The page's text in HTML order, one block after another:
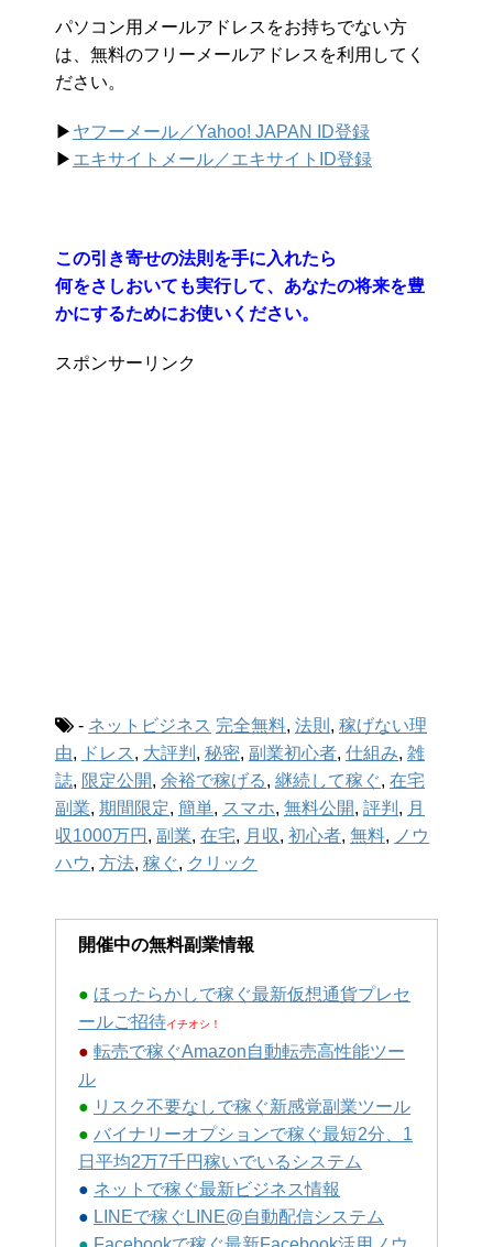
パソコン用メールアドレスをお持ちでない方
は、無料のフリーメールアドレスを利用してく
ださい。
▶︎ ヤフーメール／Yahoo! JAPAN ID登録
▶︎ エキサイトメール／エキサイトID登録
この引き寄せの法則を手に入れたら
何をさしおいても実行して、あなたの将来を豊
かにするためにお使いください。
スポンサーリンク
- ネットビジネス 完全無料, 法則 , 稼げない理
由, ドレス , 大評判 , 秘密, 副業初心者, 仕組み, 雑
誌, 限定公開, 余裕で稼げる, 継続して稼ぐ, 在宅
副業, 期間限定, 簡単, スマホ, 無料公開, 評判 , 月
収1000万円 , 副業, 在宅, 月収, 初心者, 無料, ノウ
ハウ, 方法, 稼ぐ, クリック
開催中の無料副業情報
● ほったらかしで稼ぐ最新仮想通貨プレセ
ールご招待イチオシ！
● 転売で稼ぐAmazon自動転売高性能ツー
ル
● リスク不要なしで稼ぐ新感覚副業ツール
● バイナリーオプションで稼ぐ最短2分、1
日平均2万7千円稼いでいるシステム
● ネットで稼ぐ最新ビジネス情報
● LINEで稼ぐLINE@自動配信システム